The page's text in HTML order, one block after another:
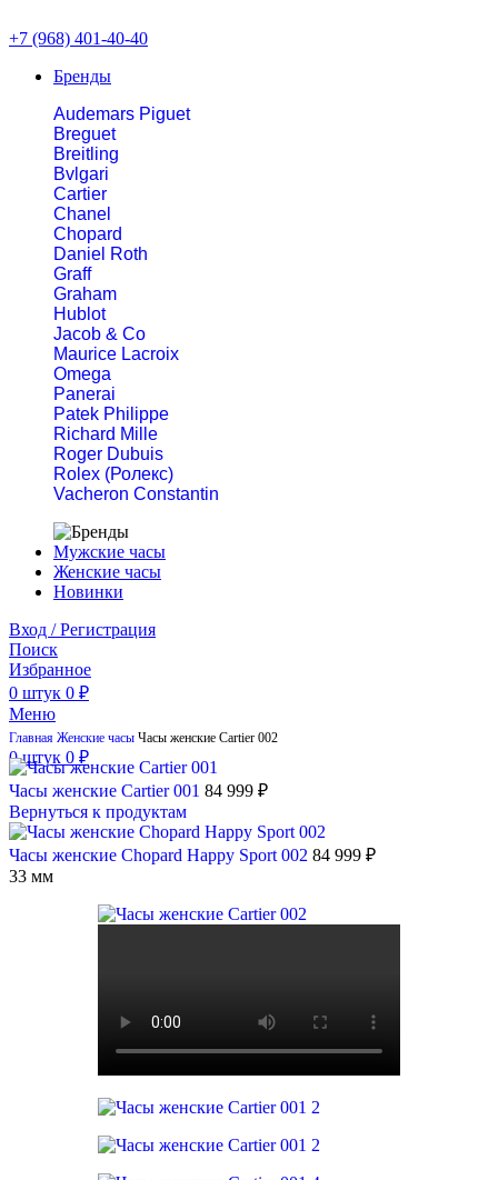
+7 (968) 401-40-40
Бренды
Audemars Piguet
Breguet
Breitling
Bvlgari
Cartier
Chanel
Chopard
Daniel Roth
Graff
Graham
Hublot
Jacob & Co
Maurice Lacroix
Omega
Panerai
Patek Philippe
Richard Mille
Roger Dubuis
Rolex (Ролекс)
Vacheron Constantin
Мужские часы
Женские часы
Новинки
Вход / Регистрация
Поиск
Избранное
0 штук 0 ₽
Меню
0штук 0 ₽
Главная Женские часы Часы женские Cartier 002
Часы женские Cartier 001 84 999 ₽
Вернуться к продуктам
Часы женские Chopard Happy Sport 002 84 999 ₽
33 мм